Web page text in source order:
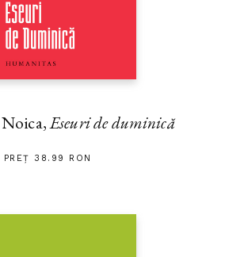
Eseuri de duminică
PREȚ 38.99 RON